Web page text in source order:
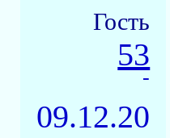
Гость
53
-
09.12.20